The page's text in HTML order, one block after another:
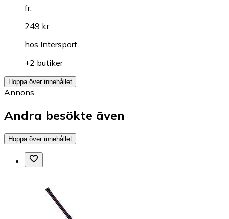
fr.
249 kr
hos Intersport
+2 butiker
Hoppa över innehållet
Annons
Andra besökte även
Hoppa över innehållet